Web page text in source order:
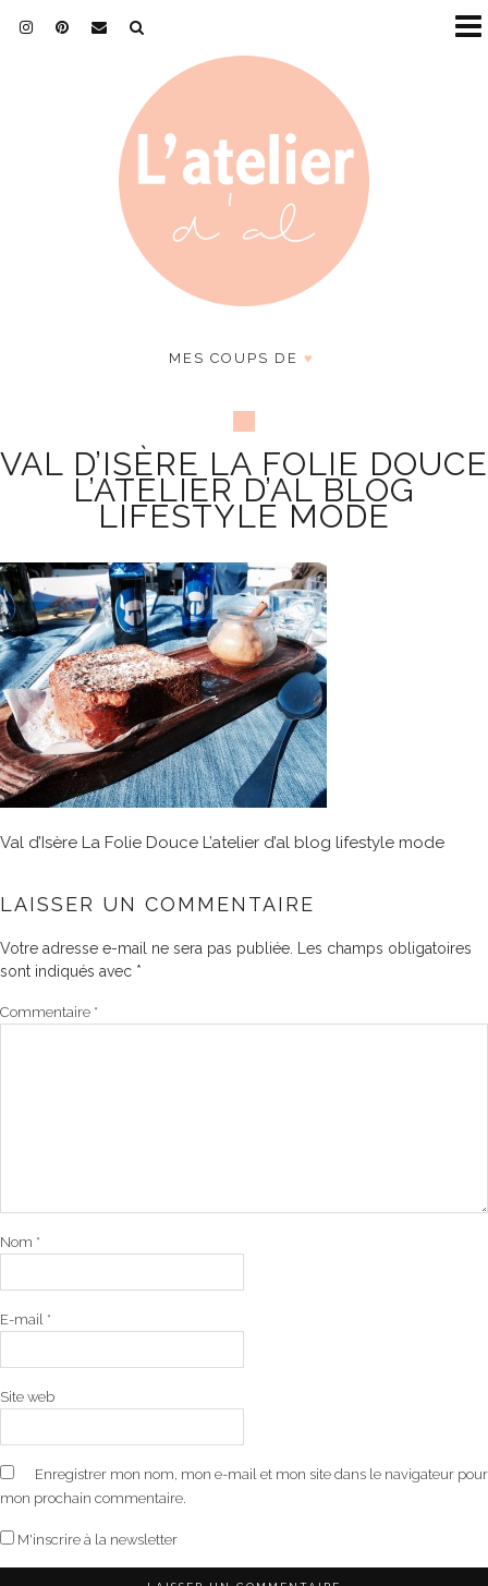
MES COUPS DE ♥
VAL D’ISÈRE LA FOLIE DOUCE
L’ATELIER D’AL BLOG
LIFESTYLE MODE
Val d’Isère La Folie Douce L’atelier d’al blog lifestyle mode
LAISSER UN COMMENTAIRE
Votre adresse e-mail ne sera pas publiée.
Les champs obligatoires
sont indiqués avec *
Commentaire *
Nom *
E-mail *
Site web
Enregistrer mon nom, mon e-mail et mon site dans le navigateur pour
mon prochain commentaire.
M'inscrire à la newsletter